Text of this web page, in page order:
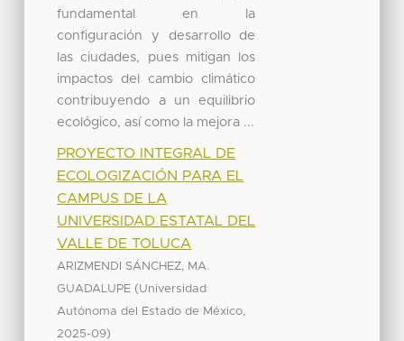
fundamental en la
configuración y desarrollo de
las ciudades, pues mitigan los
impactos del cambio climático
contribuyendo a un equilibrio
ecológico, así como la mejora ...
PROYECTO INTEGRAL DE
ECOLOGIZACIÓN PARA EL
CAMPUS DE LA
UNIVERSIDAD ESTATAL DEL
VALLE DE TOLUCA
ARIZMENDI SÁNCHEZ, MA.
GUADALUPE (Universidad
Autónoma del Estado de México,
2025-09)